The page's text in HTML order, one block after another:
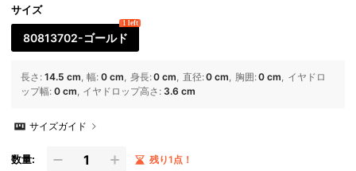
サイズ
80813702-ゴールド
1 left
長さ : 14.5 cm 幅: 0 cm 身長:0 cm 直径:0 cm 胸囲:0 cm
イヤドロ
ップ幅: 0 cm イヤドロップ高さ : 3.6 cm
サイズガイド
数量: 残り1点！